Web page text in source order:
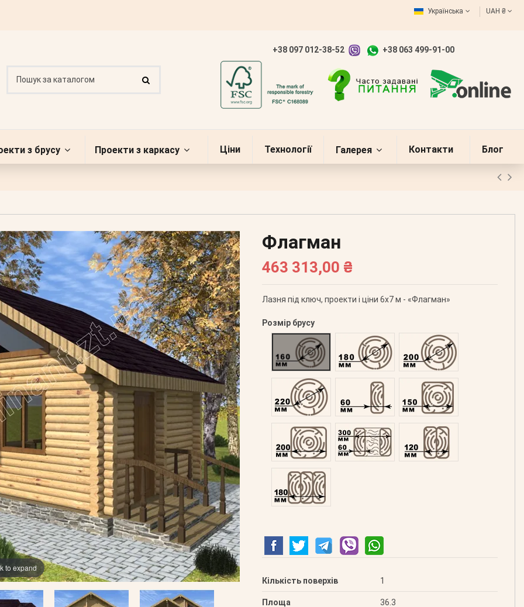
Українська UAH ₴
+38 097 012-38-52 +38 063 499-91-00
з брусу Проекти з каркасу Ціни Технології Галерея Контакти Блог
to expand
Флагман
463 313,00 ₴
Лазня під ключ, проекти і ціни 6х7 м - «Флагман»
Розмір брусу
Оциліндрований 160Оциліндрований 180Оциліндрований 200
Оциліндрований 220Профільований 60Профільований 150
Профільований 200Подвійний 300 Клеєний 120
Клеєний 180
Кількість поверхів 1
Площа 36.3